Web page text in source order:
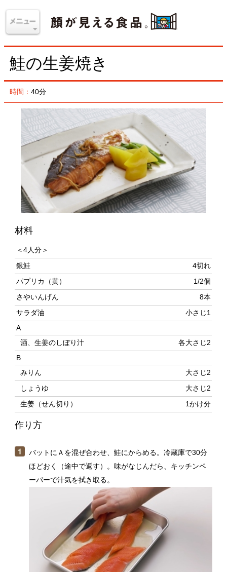
鮭の生姜焼き
時間：40分
材料
銀鮭
パプリカ（黄）
さやいんげん
サラダ油
A
酒、生姜のしぼり汁 各大さじ2
みりん
しょうゆ 大さじ2
生姜（せん切り）
作り方
バットにＡを混ぜ合わせ、鮭にからめる。冷蔵庫で30分
ほどおく（途中で返す）。味がなじんだら、キッチンペ
ーパーで汁気を拭き取る。
パプリカは種を除いて縦4等分に切り、斜め3等分に切
る。さやいんげんは1〜2cm長さの斜め切りにする。